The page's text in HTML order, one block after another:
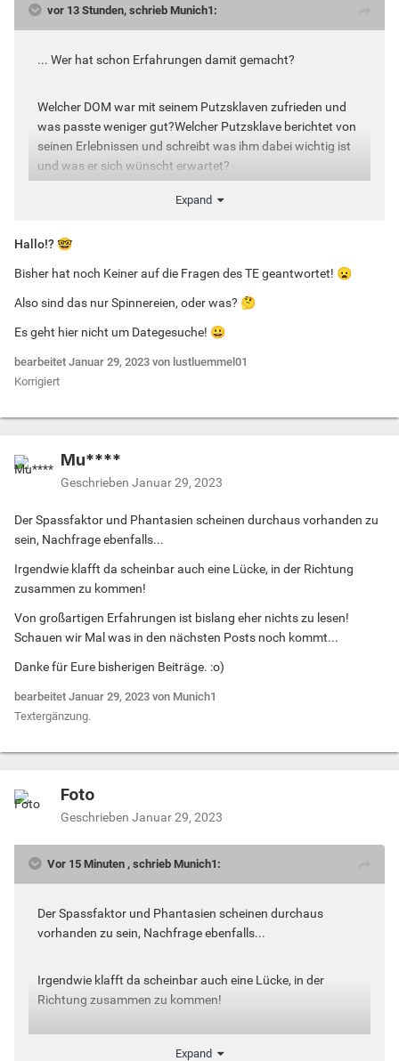
vor 13 Stunden, schrieb Munich1:
... Wer hat schon Erfahrungen damit gemacht?
Welcher DOM war mit seinem Putzsklaven zufrieden und
was passte weniger gut?Welcher Putzsklave berichtet von
seinen Erlebnissen und schreibt was ihm dabei wichtig ist
und was er sich wünscht erwartet?
Expand
Hallo!?🤓
Bisher hat noch Keiner auf die Fragen des TE geantwortet! 😦
Also sind das nur Spinnereien, oder was? 🤔
Es geht hier nicht um Dategesuche! 😀
bearbeitet Januar 29, 2023 von lustluemmel01
Korrigiert
Mu****
Geschrieben Januar 29, 2023
Der Spassfaktor und Phantasien scheinen durchaus vorhanden zu
sein, Nachfrage ebenfalls...
Irgendwie klafft da scheinbar auch eine Lücke, in der Richtung
zusammen zu kommen!
Von großartigen Erfahrungen ist bislang eher nichts zu lesen!
Schauen wir Mal was in den nächsten Posts noch kommt...
Danke für Eure bisherigen Beiträge. :o)
bearbeitet Januar 29, 2023 von Munich1
Textergänzung.
Foto
Geschrieben Januar 29, 2023
Vor 15 Minuten , schrieb Munich1:
Der Spassfaktor und Phantasien scheinen durchaus
vorhanden zu sein, Nachfrage ebenfalls...
Irgendwie klafft da scheinbar auch eine Lücke, in der
Richtung zusammen zu kommen!
Von großartigen Erfahrungen ist bislang eher nichts zu
Expand